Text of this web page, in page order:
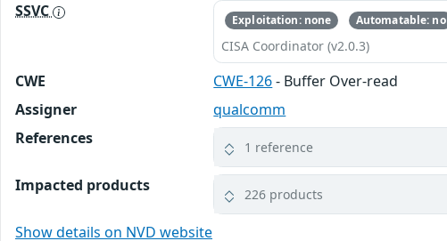
SSVC Exploitation: none Automatable: no
CISA Coordinator (v2.0.3)
CWE CWE-126- Buffer Over-read
Assigner
qualcomm
References
1 reference
Impacted products 226 products
Show details on NVD website